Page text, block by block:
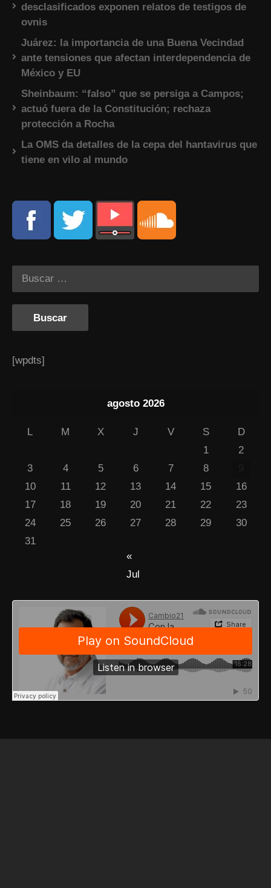
desclasificados exponen relatos de testigos de
ovnis
Juárez: la importancia de una Buena Vecindad
ante tensiones que afectan interdependencia de
México y EU
Sheinbaum: “falso” que se persiga a Campos;
actuó fuera de la Constitución; rechaza
protección a Rocha
La OMS da detalles de la cepa del hantavirus que
tiene en vilo al mundo
[wpdts]
agosto 2026
L M X J V S
D
1
2
3
4 5 6 7 8
10
11 12 13 14 15
16
17
18 19 20 21 22
23
24
25 26 27 28 29
30
31
«
Jul